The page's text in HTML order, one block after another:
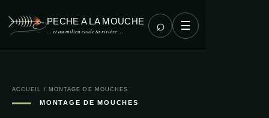
PECHE A LA MOUCHE
… et au milieu coule ta rivière … ⌕ ☰
ACCUEIL / MONTAGE DE MOUCHES
MONTAGE DE MOUCHES